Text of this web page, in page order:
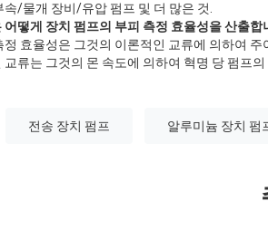
속/물개 장비/유압 펌프 및 더 많은 것.
어떻게 장치 펌프의 부피 측정 효율성을 산출합
정 효율성은 그것의 이론적인 교류에 의하여
교류는 그것의 몬 속도에 의하여 혁명 당 펌프
전송 장치 펌프 알루미늄 장치 펌